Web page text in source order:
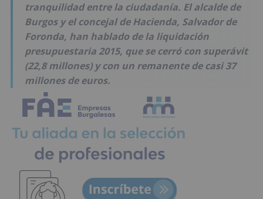
tranquilidad entre la ciudadanía. El alcalde de
Burgos y el concejal de Hacienda, Salvador de
Foronda, han hablado de la liquidación
presupuestaria 2015, que se cerró con superávit
(22,8 millones) y con un remanente de casi 37
millones de euros.